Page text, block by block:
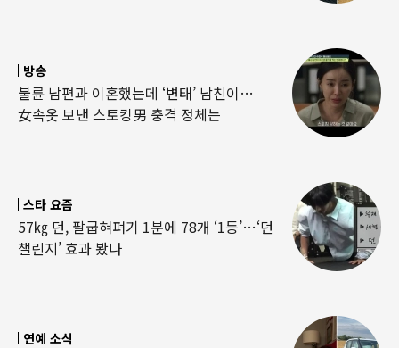
방송
불륜 남편과 이혼했는데 ‘변태’ 남친이…
女속옷 보낸 스토킹男 충격 정체는
스타 요즘
57㎏ 던, 팔굽혀펴기 1분에 78개 ‘1등’…‘던
챌린지’ 효과 봤나
연예 소식